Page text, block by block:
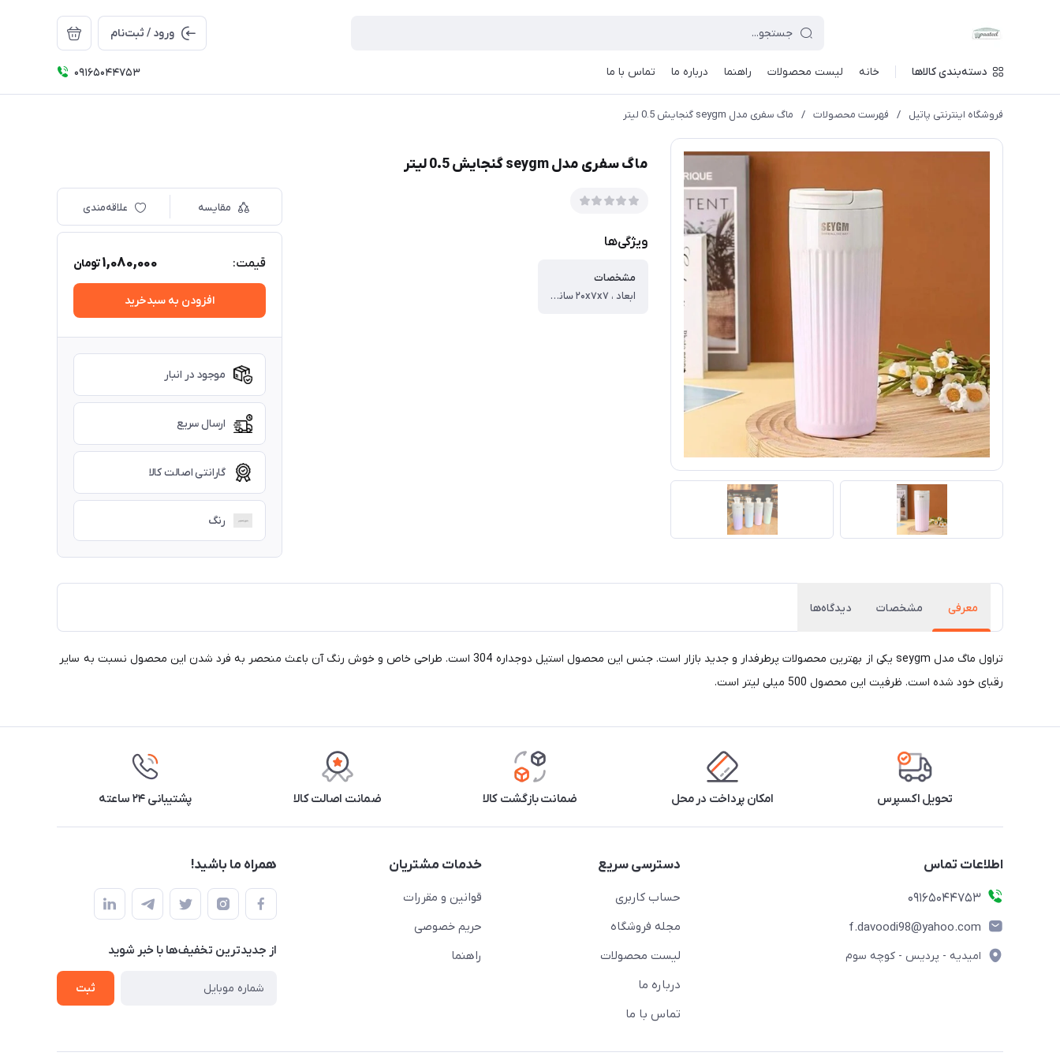
ورود / ثبت‌نام
دسته‌بندی کالاها خانه لیست محصولات راهنما درباره ما تماس با ما 09165044753
فروشگاه اینترنتی پاتیل / فهرست محصولات / ماگ سفری مدل seygm گنجایش 0.5 لیتر
ماگ سفری مدل seygm گنجایش 0.5 لیتر
ویژگی‌ها
مشخصات
ابعاد ، ۲۰x۷x۷ سانتی‌متر ، وزن ، ۲۵۰ گرم ، قابلیت‌های سرمایشی و گرمایشی ، قابلیت حفظ دما ، جنس ، استیل ۳۰۴ ، گنجایش ، ۰.۵ لیتر
مقایسه علاقه‌مندی
قیمت: 1,080,000تومان
افزودن به سبدخرید
موجود در انبار
ارسال سریع
گارانتی اصالت کالا
رنگ
معرفی مشخصات دیدگاه‌ها
تراول ماگ مدل seygm یکی از بهترین محصولات پرطرفدار و جدید بازار است. جنس این محصول استیل دوجداره 304 است. طراحی خاص و خوش رنگ آن باعث منحصر به فرد شدن این محصول نسبت به سایر
رقبای خود شده است. ظرفیت این محصول 500 میلی لیتر است.
تحویل اکسپرس امکان پرداخت در محل ضمانت بازگشت کالا ضمانت اصالت کالا پشتیبانی ۲۴ ساعته
اطلاعات تماس
09165044753
f.davoodi98@yahoo.com
امیدیه - پردیس - کوچه سوم
دسترسی سریع
حساب کاربری
مجله فروشگاه
لیست محصولات
درباره ما
تماس با ما
خدمات مشتریان
قوانین و مقررات
حریم خصوصی
راهنما
همراه ما باشید!
از جدید‌ترین تخفیف‌ها با‌ خبر شوید
ثبت